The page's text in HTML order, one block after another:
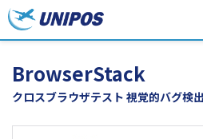
BrowserStack
クロスブラウザテスト 視覚的バグ検